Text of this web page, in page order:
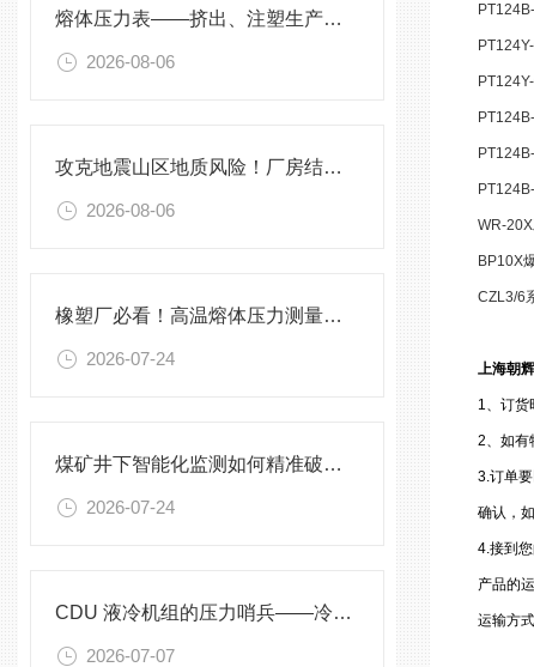
熔体压力表——挤出、注塑生产线的品质命脉！
2026-08-06
攻克地震山区地质风险！厂房结构在线安全监测解决方案应用。
2026-08-06
橡塑厂必看！高温熔体压力测量的4大致命痛点，90%工厂都在踩坑
2026-07-24
煤矿井下智能化监测如何精准破解？
2026-07-24
CDU 液冷机组的压力哨兵——冷却液专用压力变送器
2026-07-07
WR-20X
BP10X
CZL3/6
上海朝
1、订货
2、如有
3.订单
确认，
4.接到
产品的
运输方